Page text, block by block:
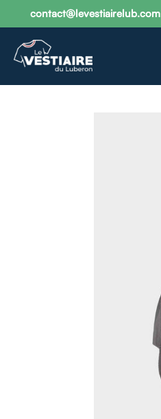
contact@levestiairelub.com